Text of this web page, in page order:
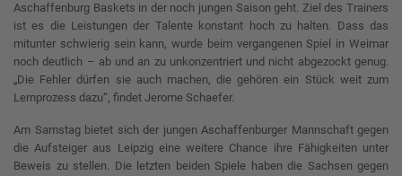
Aschaffenburg Baskets in der noch jungen Saison geht. Ziel des Trainers
ist es die Leistungen der Talente konstant hoch zu halten. Dass das
mitunter schwierig sein kann, wurde beim vergangenen Spiel in Weimar
noch deutlich – ab und an zu unkonzentriert und nicht abgezockt genug.
„Die Fehler dürfen sie auch machen, die gehören ein Stück weit zum
Lernprozess dazu“, findet Jerome Schaefer.
Am Samstag bietet sich der jungen Aschaffenburger Mannschaft gegen
die Aufsteiger aus Leipzig eine weitere Chance ihre Fähigkeiten unter
Beweis zu stellen. Die letzten beiden Spiele haben die Sachsen gegen